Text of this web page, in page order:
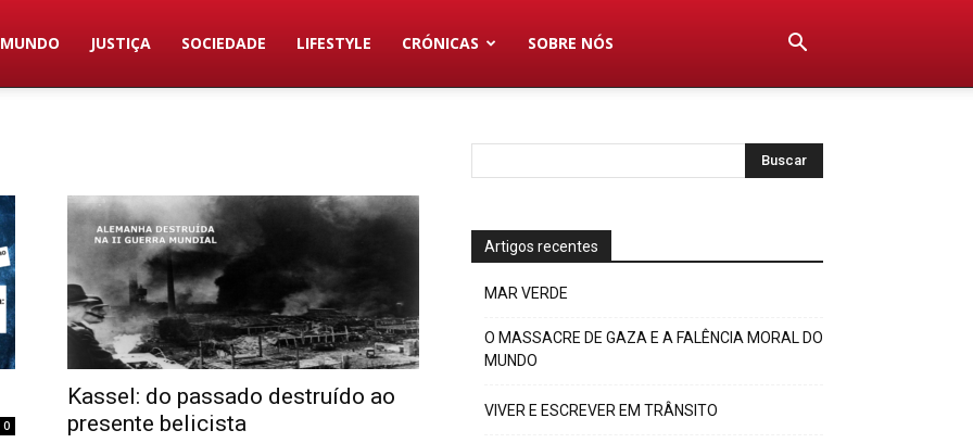
MUNDO JUSTIÇA SOCIEDADE LIFESTYLE CRÓNICAS SOBRE NÓS
0
Kassel: do passado destruído ao
presente belicista
Artigos recentes
MAR VERDE
O MASSACRE DE GAZA E A FALÊNCIA MORAL DO
MUNDO
VIVER E ESCREVER EM TRÂNSITO